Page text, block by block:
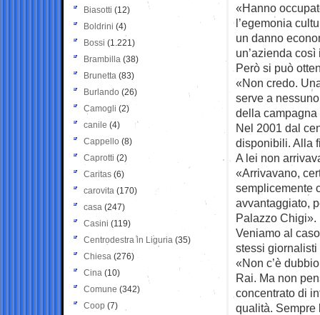
«Hanno
l’egemonia
un danno
un’azienda
Però si può
«Non credo.
serve a
della campagna
Nel 2001 dal
disponibili. Alla
A lei non
«Arrivavano,
semplicemente
avvantaggiato,
Palazzo Chigi».
Veniamo al
stessi giornalisti
«Non c’è
Rai. Ma non
concentrato di
qualità. Sempre
Biasotti (12)
Boldrini (4)
Bossi (1.221)
Brambilla (38)
Brunetta (83)
Burlando (26)
Camogli (2)
canile (4)
Cappello (8)
Caprotti (2)
Caritas (6)
carovita (170)
casa (247)
Casini (119)
Centrodestra in Liguria (35)
Chiesa (276)
Cina (10)
Comune (342)
Coop (7)